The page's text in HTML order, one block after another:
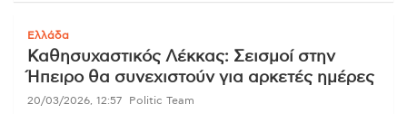
Ελλάδα
Καθησυχαστικός Λέκκας: Σεισμοί στην
Ήπειρο θα συνεχιστούν για αρκετές ημέρες
20/03/2026, 12:57 Politic Team